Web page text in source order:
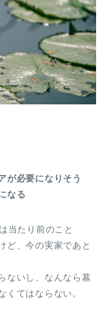
が必要になりそう
なる
当たり前のこと
ど、今の実家であと
ないし、なんなら墓
くてはならない。